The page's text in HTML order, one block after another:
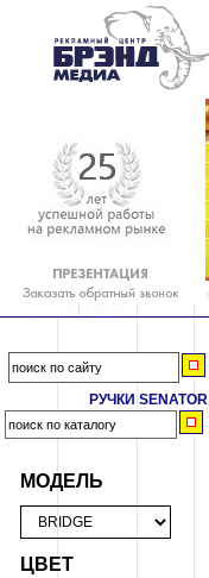
РУЧКИ SENATOR
МОДЕЛЬ
ЦВЕТ